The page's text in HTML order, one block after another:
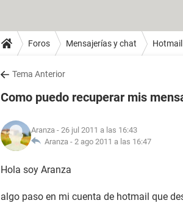
Foros Mensajerías y chat Hotmail
Tema Anterior
Como puedo recuperar mis
Aranza - 26 jul 2011 a las 16:43
Aranza - 2 ago 2011 a las 16:47
Hola soy Aranza
algo paso en mi cuenta de hotmail que